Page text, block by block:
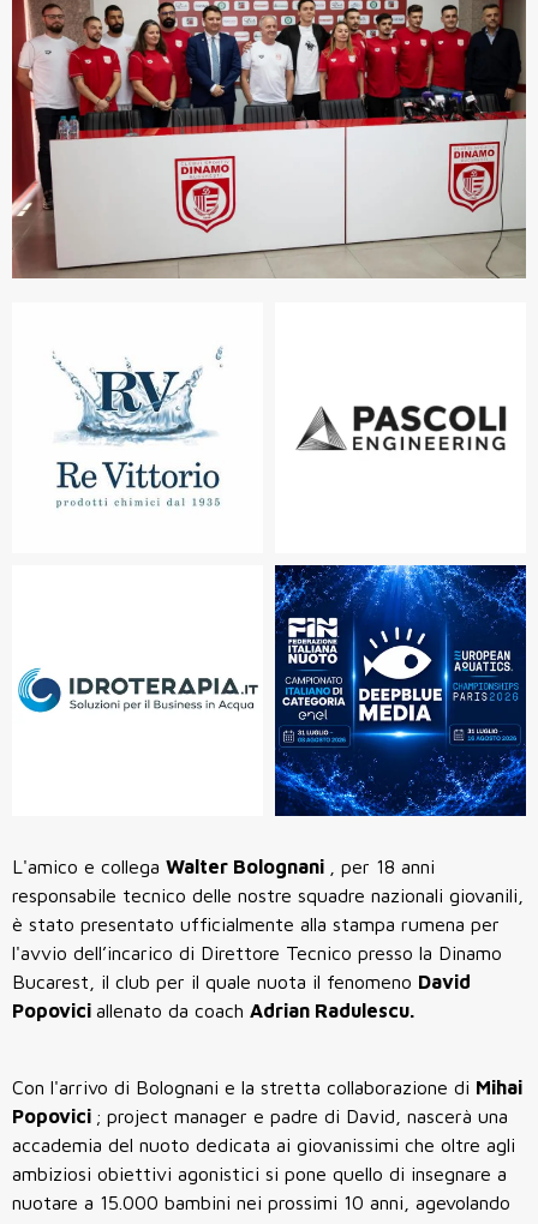
L'amico e collega Walter Bolognani
, per 18 anni
responsabile tecnico delle nostre squadre nazionali giovanili,
è stato presentato ufficialmente alla stampa rumena per
l'avvio dell’incarico di Direttore Tecnico presso la Dinamo
Bucarest, il club per il quale nuota il fenomeno David
Popovici allenato da coach Adrian Radulescu.
Con l'arrivo di Bolognani e la stretta collaborazione di Mihai
Popovici ; project manager e padre di David, nascerà una
accademia del nuoto dedicata ai giovanissimi che oltre agli
ambiziosi obiettivi agonistici si pone quello di insegnare a
nuotare a 15.000 bambini nei prossimi 10 anni, agevolando